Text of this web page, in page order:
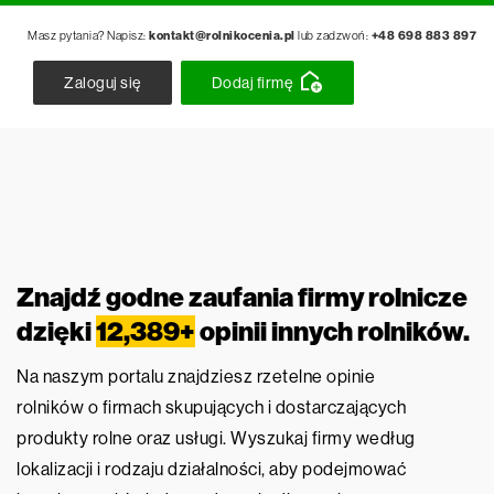
Masz pytania? Napisz: kontakt@rolnikocenia.pl lub zadzwoń: +48 698 883 897
Zaloguj się Dodaj firmę
Znajdź godne zaufania firmy rolnicze
dzięki12,389+opinii innych rolników.
Na naszym portalu znajdziesz rzetelne opinie
rolników o firmach skupujących i dostarczających
produkty rolne oraz usługi. Wyszukaj firmy według
lokalizacji i rodzaju działalności, aby podejmować